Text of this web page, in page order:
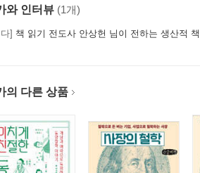
봉과 승진이라는 미끼를 물지 않는 법
답게 당당하게 산다는 것
자의 깃발, 왕도정치
성이 근본이다, 혁명의 근거
람은 본래 선하다, 성선설과 인간 본성 논쟁
와 인터뷰 (1개)
] 책 읽기 전도사 안상헌 님이 전하는 생산적
의 다른 상품